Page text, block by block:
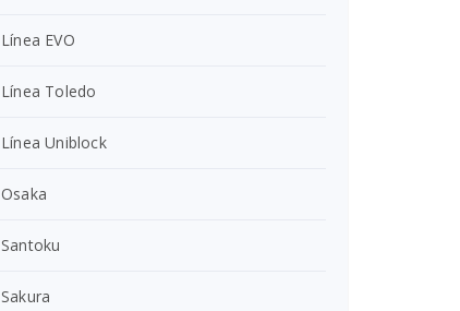
Línea EVO
Línea Toledo
Línea Uniblock
Osaka
Santoku
Sakura